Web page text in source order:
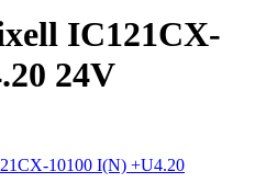
IC121CX-
24V